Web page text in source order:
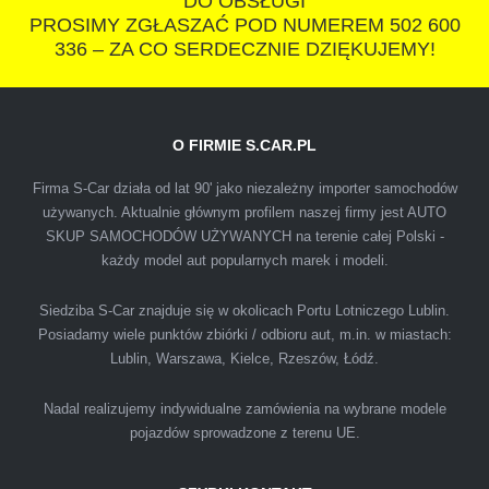
IZA
Polecam firmę s-car ze Świdnika. Dawno nie
podejściem. Szybko, sprawnie, w miłej
atmosferze. Nie wiedziałem, że sprzedaż
samochodu może być załatwiona tak
warunkach finansowych.
PROSIMY ZGŁASZAĆ POD NUMEREM 502 600
336 – ZA CO SERDECZNIE DZIĘKUJEMY!
O FIRMIE S.CAR.PL
Firma S-Car działa od lat 90' jako niezależny importer samochodów
używanych. Aktualnie głównym profilem naszej firmy jest AUTO
SKUP SAMOCHODÓW UŻYWANYCH na terenie całej Polski -
każdy model aut popularnych marek i modeli.
Siedziba S-Car znajduje się w okolicach Portu Lotniczego Lublin.
Posiadamy wiele punktów zbiórki / odbioru aut, m.in. w miastach:
Lublin, Warszawa, Kielce, Rzeszów, Łódź.
Nadal realizujemy indywidualne zamówienia na wybrane modele
pojazdów sprowadzone z terenu UE.